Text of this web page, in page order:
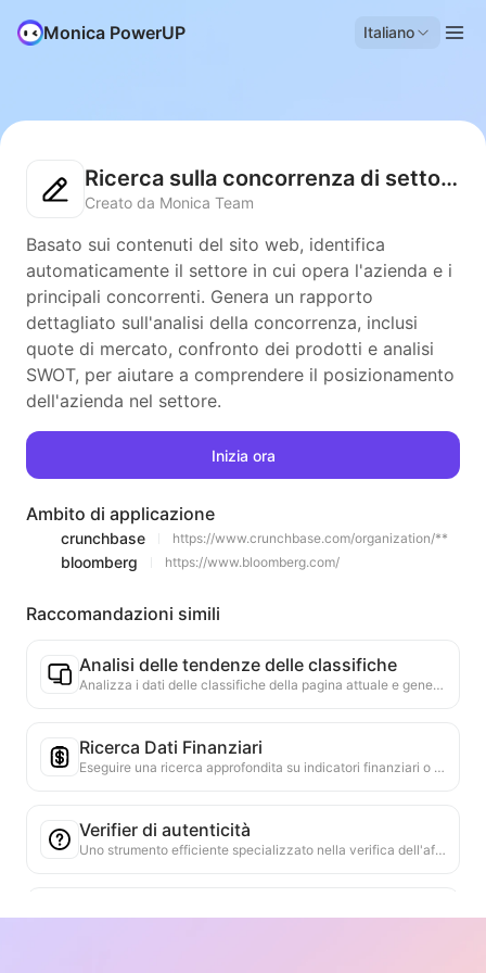
Monica PowerUP Italiano
Ricerca sulla concorrenza di settore
Creato da Monica Team
Basato sui contenuti del sito web, identifica
automaticamente il settore in cui opera l'azienda e i
principali concorrenti. Genera un rapporto
dettagliato sull'analisi della concorrenza, inclusi
quote di mercato, confronto dei prodotti e analisi
SWOT, per aiutare a comprendere il posizionamento
dell'azienda nel settore.
Inizia ora
Ambito di applicazione
crunchbase https://www.crunchbase.com/organization/**
bloomberg https://www.bloomberg.com/
Raccomandazioni simili
Analisi delle tendenze delle classifiche
Analizza i dati delle classifiche della pagina attuale e genera un rapporto sulle tendenze. Identifica le categorie popolari, i tipi di prodotti in rapida ascesa e le tecnologie emergenti. Fornisce approfondimenti di mercato immediati per aiutarti a comprendere le ultime tendenze dei prodotti e le dinamiche di mercato.
Ricerca Dati Finanziari
Eseguire una ricerca approfondita su indicatori finanziari o punti dati menzionati nella pagina web attuale, utilizzando più fonti di dati affidabili. Fornire confronti di dati storici e benchmark di settore per aiutare gli utenti a comprendere appieno la situazione finanziaria e le prestazioni di mercato dell'azienda.
Verifier di autenticità
Uno strumento efficiente specializzato nella verifica dell'affidabilità dei contenuti web. Identifica automaticamente dichiarazioni e dati chiave, confrontandoli con fonti esterne affidabili. Valuta l'affidabilità delle dichiarazioni importanti, fornendo spiegazioni dei risultati della verifica e collegamenti alle fonti dei fatti. Contribuisce a migliorare l'alfabetizzazione informativa e a prevenire la diffusione di informazioni false.
Strumento di ricerca delle argomentazioni